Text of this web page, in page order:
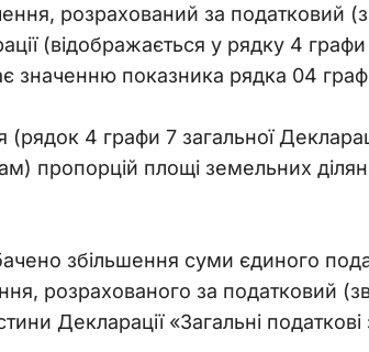
розрахований за податковий
(відображається у рядку 4
значенню показника рядка 04
4 графи 7 загальної
пропорцій площі земельних
збільшення суми єдиного
розрахованого за податковий
Декларації «Загальні